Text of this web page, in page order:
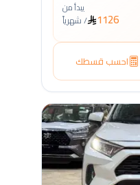
يبدأ من
1126
/شهرياً
احسب قسطك